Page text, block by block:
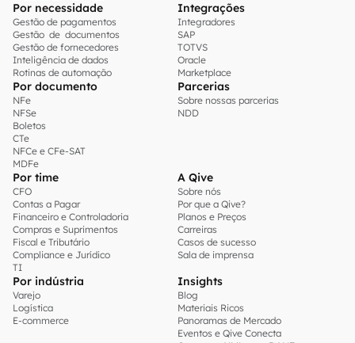
Por necessidade
Gestão de pagamentos
Gestão de documentos
Gestão de fornecedores
Inteligência de dados
Rotinas de automação
Integrações
Integradores
SAP
TOTVS
Oracle
Marketplace
Por documento
NFe
NFSe
Boletos
CTe
NFCe e CFe-SAT
MDFe
Parcerias
Sobre nossas parcerias
NDD
Por time
CFO
Contas a Pagar
Financeiro e Controladoria
Compras e Suprimentos
Fiscal e Tributário
Compliance e Jurídico
TI
A Qive
Sobre nós
Por que a Qive?
Planos e Preços
Carreiras
Casos de sucesso
Sala de imprensa
Por indústria
Varejo
Logística
E-commerce
Insights
Blog
Materiais Ricos
Panoramas de Mercado
Eventos e Qive Conecta